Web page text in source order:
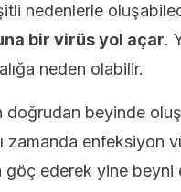
nedenlerle
bir virüs yol açar.
neden olabilir.
doğrudan beyinde
zamanda enfeksiyon
göç ederek yine